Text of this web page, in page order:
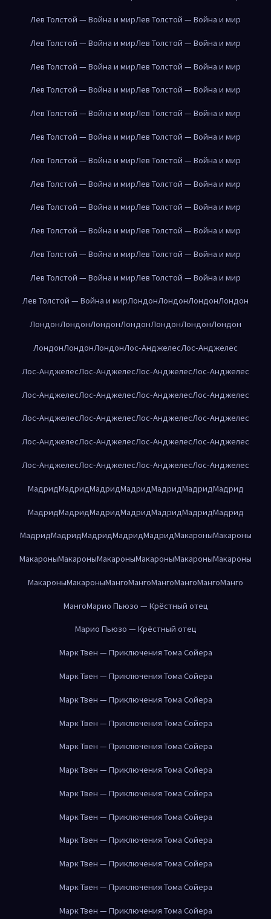
Лев Толстой — Война и мирЛев Толстой — Война и мир
Лев Толстой — Война и мирЛев Толстой — Война и мир
Лев Толстой — Война и мирЛев Толстой — Война и мир
Лев Толстой — Война и мирЛев Толстой — Война и мир
Лев Толстой — Война и мирЛев Толстой — Война и мир
Лев Толстой — Война и мирЛев Толстой — Война и мир
Лев Толстой — Война и мирЛев Толстой — Война и мир
Лев Толстой — Война и мирЛев Толстой — Война и мир
Лев Толстой — Война и мирЛев Толстой — Война и мир
Лев Толстой — Война и мирЛев Толстой — Война и мир
Лев Толстой — Война и мирЛев Толстой — Война и мир
Лев Толстой — Война и мирЛев Толстой — Война и мир
Лев Толстой — Война и мирЛондонЛондонЛондонЛондон
ЛондонЛондонЛондонЛондонЛондонЛондонЛондон
ЛондонЛондонЛондонЛос-АнджелесЛос-Анджелес
Лос-АнджелесЛос-АнджелесЛос-АнджелесЛос-Анджелес
Лос-АнджелесЛос-АнджелесЛос-АнджелесЛос-Анджелес
Лос-АнджелесЛос-АнджелесЛос-АнджелесЛос-Анджелес
Лос-АнджелесЛос-АнджелесЛос-АнджелесЛос-Анджелес
Лос-АнджелесЛос-АнджелесЛос-АнджелесЛос-Анджелес
МадридМадридМадридМадридМадридМадридМадрид
МадридМадридМадридМадридМадридМадридМадрид
МадридМадридМадридМадридМадридМакароныМакароны
МакароныМакароныМакароныМакароныМакароныМакароны
МакароныМакароныМангоМангоМангоМангоМангоМанго
МангоМарио Пьюзо — Крёстный отец
Марио Пьюзо — Крёстный отец
Марк Твен — Приключения Тома Сойера
Марк Твен — Приключения Тома Сойера
Марк Твен — Приключения Тома Сойера
Марк Твен — Приключения Тома Сойера
Марк Твен — Приключения Тома Сойера
Марк Твен — Приключения Тома Сойера
Марк Твен — Приключения Тома Сойера
Марк Твен — Приключения Тома Сойера
Марк Твен — Приключения Тома Сойера
Марк Твен — Приключения Тома Сойера
Марк Твен — Приключения Тома Сойера
Марк Твен — Приключения Тома Сойера